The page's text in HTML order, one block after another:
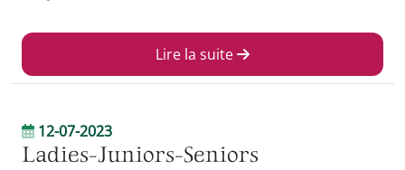
Lire la suite
12-07-2023
Ladies-Juniors-Seniors